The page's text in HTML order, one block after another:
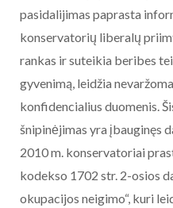
pasidalijimas paprasta
konservatorių liberalų
rankas ir suteikia beribes
gyvenimą, leidžia
konfidencialius duomenis.
šnipinėjimas yra įbauginęs
2010 m. konservatoriai
kodekso 1702 str. 2-osios
okupacijos neigimo“, kuri